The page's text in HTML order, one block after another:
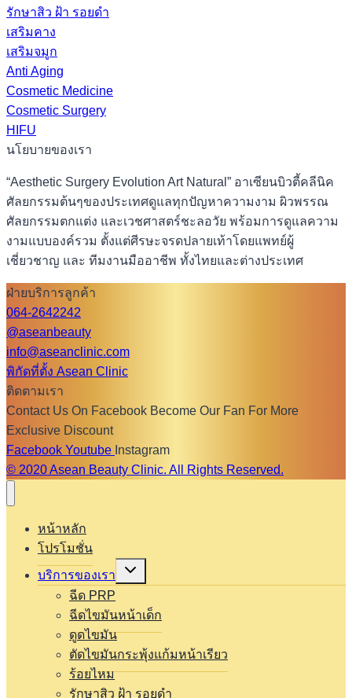
รักษาสิว ฝ้า รอยดำ
เสริมคาง
เสริมจมูก
Anti Aging
Cosmetic Medicine
Cosmetic Surgery
HIFU
นโยบายของเรา
“Aesthetic Surgery Evolution Art Natural” อาเซียนบิวตี้คลีนิค
ศัลยกรรมต้นๆของประเทศดูแลทุกปัญหาความงาม ผิวพรรณ
ศัลยกรรมตกแต่ง และเวชศาสตร์ชะลอวัย พร้อมการดูแลความ
งามแบบองค์รวม ตั้งแต่ศีรษะจรดปลายเท้าโดยแพทย์ผู้
เชี่ยวชาญ และ ทีมงานมืออาชีพ ทั้งไทยและต่างประเทศ
ฝ่ายบริการลูกค้า
064-2642242
@aseanbeauty
info@aseanclinic.com
พิกัดที่ตั้ง Asean Clinic
ติดตามเรา
Contact Us On Facebook Become Our Fan For More
Exclusive Discount
Facebook Youtube Instagram
© 2020 Asean Beauty Clinic. All Rights Reserved.
หน้าหลัก
โปรโมชั่น
บริการของเรา
Expand
menu
ฉีด PRP
ฉีดไขมันหน้าเด็ก
ดูดไขมัน
ตัดไขมันกระพุ้งแก้มหน้าเรียว
ร้อยไหม
รักษาสิว ฝ้า รอยดำ